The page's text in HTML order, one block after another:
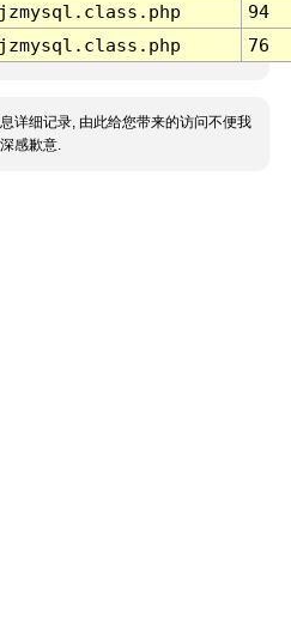
94
76
详细记录, 由此给您带来的访问不便我
感歉意.